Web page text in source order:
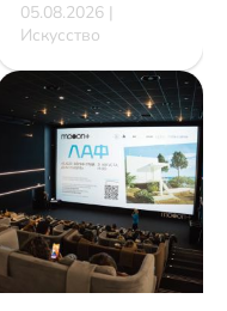
05.08.2026 |
Искусство